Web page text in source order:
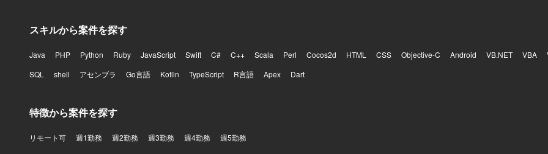
スキルから案件を探す
Java PHP Python Ruby JavaScript Swift C# C++ Scala Perl Cocos2d HTML CSS Objective-C Android VB.NET VBA
SQL
shell アセンブラ Go言語 Kotlin TypeScript R言語 Apex Dart
特徴から案件を探す
リモート可 週1勤務 週2勤務 週3勤務 週4勤務 週5勤務